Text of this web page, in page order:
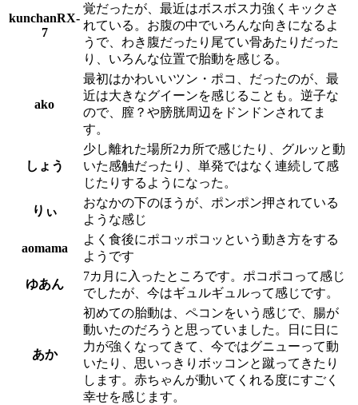
kunchanRX-
7
覚だったが、最近はボスボス力強くキックさ
れている。お腹の中でいろんな向きになるよ
うで、わき腹だったり尾てい骨あたりだった
り、いろんな位置で胎動を感じる。
ako
最初はかわいいツン・ポコ、だったのが、最
近は大きなグイーンを感じることも。逆子な
ので、膣？や膀胱周辺をドンドンされてま
す。
しょう
少し離れた場所2カ所で感じたり、グルッと動
いた感触だったり、単発ではなく連続して感
じたりするようになった。
りぃ
おなかの下のほうが、ポンポン押されている
ような感じ
aomama
よく食後にポコッポコッという動き方をする
ようです
ゆあん
7カ月に入ったところです。ポコポコって感じ
でしたが、今はギュルギュルって感じです。
あか
初めての胎動は、ペコンをいう感じで、腸が
動いたのだろうと思っていました。日に日に
力が強くなってきて、今ではグニューって動
いたり、思いっきりボッコンと蹴ってきたり
します。赤ちゃんが動いてくれる度にすごく
幸せを感じます。